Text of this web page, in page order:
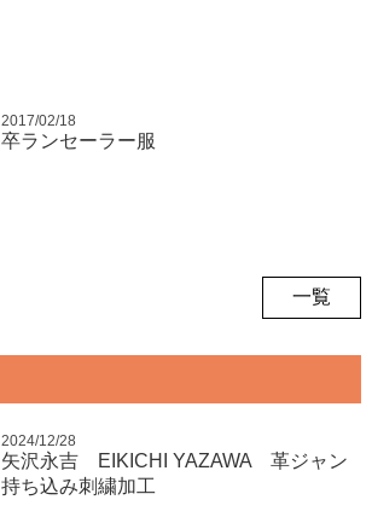
2017/02/18
卒ランセーラー服
一覧
2024/12/28
矢沢永吉 EIKICHI YAZAWA 革ジャン
持ち込み刺繍加工